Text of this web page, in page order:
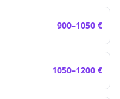
900–1050 €
1050–1200 €